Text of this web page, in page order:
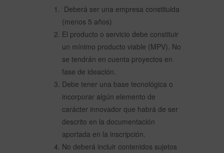
Deberá ser una empresa constituida
(menos 5 años)
El producto o servicio debe constituir
un mínimo producto viable (MPV). No
se tendrán en cuenta proyectos en
fase de ideación.
Debe tener una base tecnológica o
incorporar algún elemento de
carácter innovador que habrá de ser
descrito en la documentación
aportada en la inscripción.
No deberá incluir contenidos sujetos